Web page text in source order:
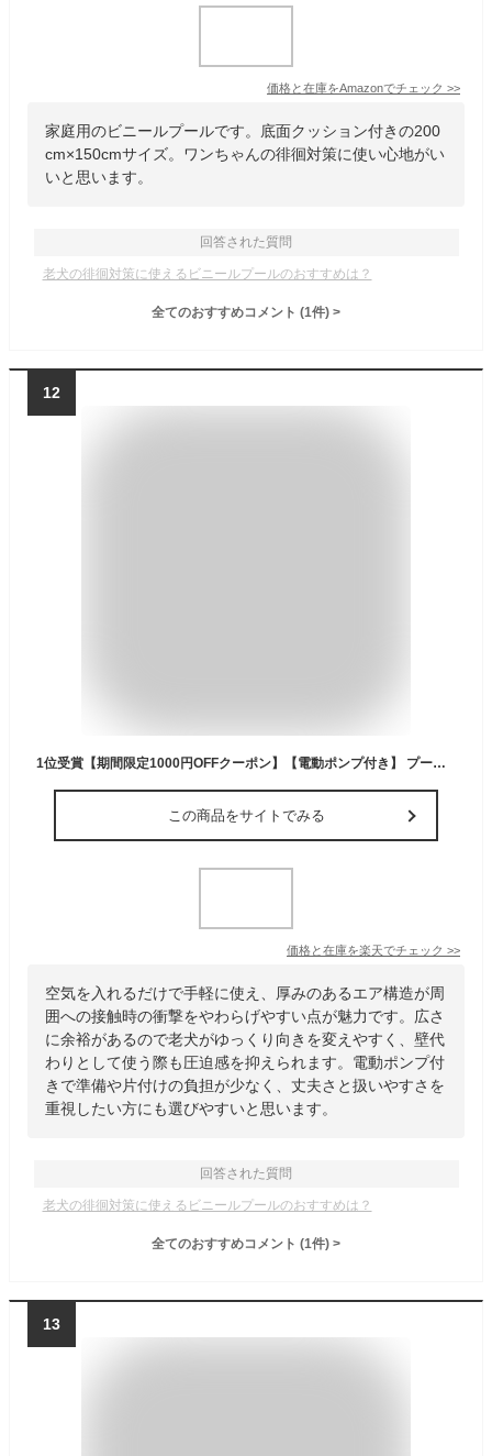
価格と在庫をAmazonでチェック >>
家庭用のビニールプールです。底面クッション付きの200
cm×150cmサイズ。ワンちゃんの徘徊対策に使い心地がい
いと思います。
回答された質問
老犬の徘徊対策に使えるビニールプールのおすすめは？
全てのおすすめコメント (1件) >
12
1位受賞【期間限定1000円OFFクーポン】【電動ポンプ付き】 プール ビニールプール 子供用 子ども用 子供 大型 小さい 家庭用プール ファミリープール キッズ ビック 大きい 庭 ベージュ エアープール おしゃれ かわいい 水遊び ベランダ
この商品をサイトでみる
価格と在庫を楽天でチェック >>
空気を入れるだけで手軽に使え、厚みのあるエア構造が周
囲への接触時の衝撃をやわらげやすい点が魅力です。広さ
に余裕があるので老犬がゆっくり向きを変えやすく、壁代
わりとして使う際も圧迫感を抑えられます。電動ポンプ付
きで準備や片付けの負担が少なく、丈夫さと扱いやすさを
重視したい方にも選びやすいと思います。
回答された質問
老犬の徘徊対策に使えるビニールプールのおすすめは？
全てのおすすめコメント (1件) >
13